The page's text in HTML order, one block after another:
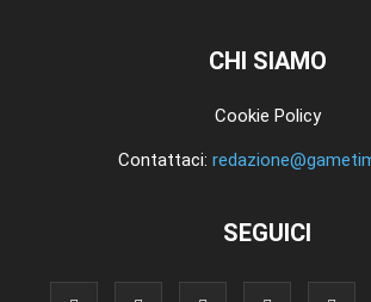
CHI SIAMO
Cookie Policy
Contattaci:
SEGUICI